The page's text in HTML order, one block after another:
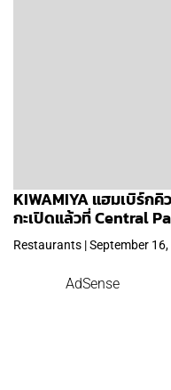
KIWAMIYA แฮมเบิร์ก
กะเปิดแล้วที่ Central
Restaurants | September
AdSense